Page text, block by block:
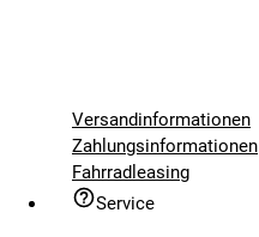
Versandinformationen
Zahlungsinformationen
Fahrradleasing
Service